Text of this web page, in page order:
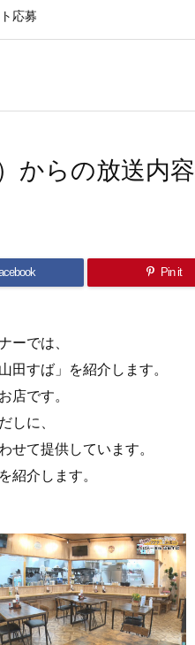
応募
からの放送内容
Pin it
ーでは、
すば」を紹介します。
店です。
しに、
せて提供しています。
紹介します。